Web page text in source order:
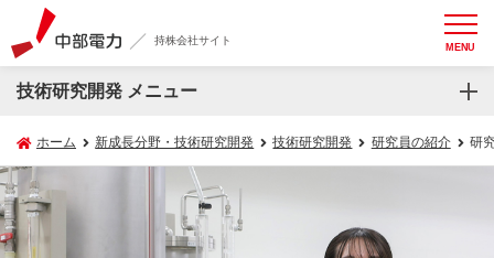
持株会社サイト MENU
技術研究開発 メニュー
ホーム 新成長分野・技術研究開発 技術研究開発 研究員の紹介 研